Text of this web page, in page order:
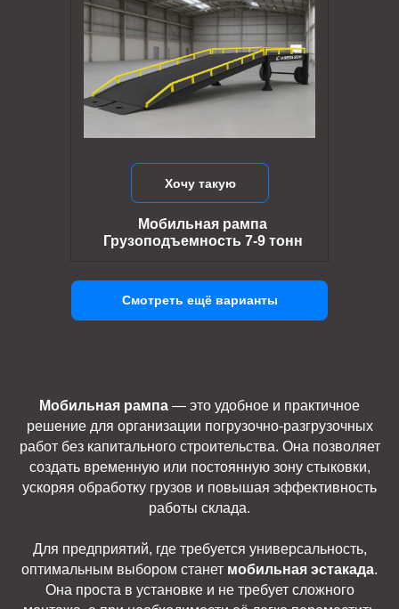
Хочу такую
Мобильная рампа
Грузоподъемность 7-9 тонн
Смотреть ещё варианты
Мобильная рампа — это удобное и практичное
решение для организации погрузочно-разгрузочных
работ без капитального строительства. Она позволяет
создать временную или постоянную зону стыковки,
ускоряя обработку грузов и повышая эффективность
работы склада.
Для предприятий, где требуется универсальность,
оптимальным выбором станет мобильная эстакада.
Она проста в установке и не требует сложного